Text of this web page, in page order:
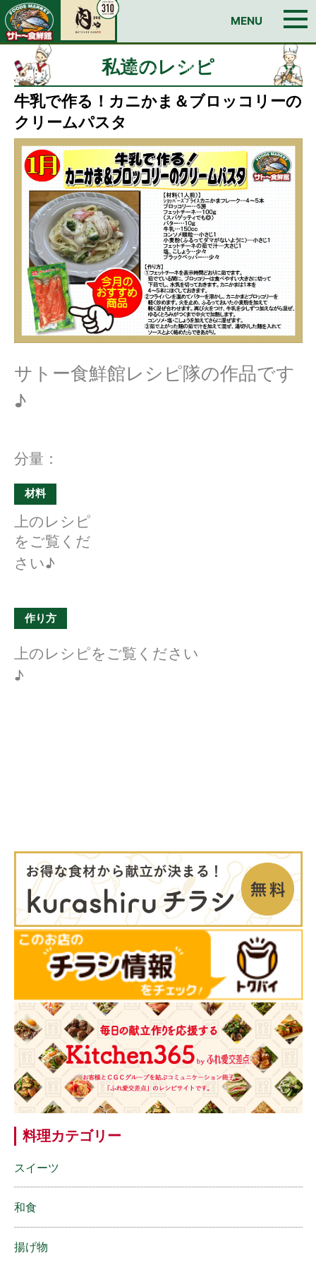
今週のチラシ
私達のレシピ
BUTCHER SHOP 肉ゃ
筑前ハム
会社情報 お問い合わせ
MENU
お問い合わせ
私達のレシピ
牛乳で作る！カニかま＆ブロッコリーの
クリームパスタ
サトー食鮮館レシピ隊の作品です
♪
分量：
材料
上のレシピ
をご覧くだ
さい♪
作り方
上のレシピをご覧ください
♪
料理カテゴリー
スイーツ
和食
揚げ物